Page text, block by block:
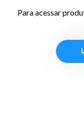
Para acessar